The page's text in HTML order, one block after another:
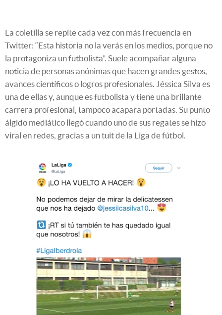
La coletilla se repite cada vez con más frecuencia en
Twitter: “Esta historia no la verás en los medios, porque no
la protagoniza un futbolista”. Suele acompañar alguna
noticia de personas anónimas que hacen grandes gestos,
avances científicos o logros profesionales. Jéssica Silva es
una de ellas y, aunque es futbolista y tiene una brillante
carrera profesional, tampoco acapara portadas. Su punto
álgido mediático llegó cuando uno de sus regates se hizo
viral en redes, gracias a un tuit de la Liga de fútbol.